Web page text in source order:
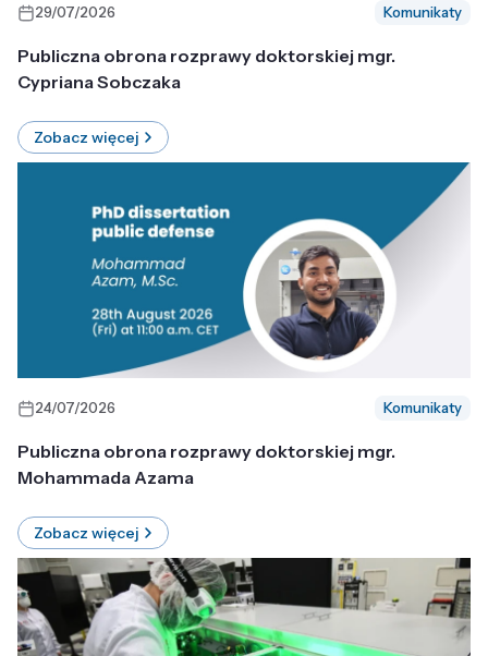
29/07/2026 Komunikaty
Publiczna obrona rozprawy doktorskiej mgr.
Cypriana Sobczaka
Zobacz więcej
24/07/2026 Komunikaty
Publiczna obrona rozprawy doktorskiej mgr.
Mohammada Azama
Zobacz więcej